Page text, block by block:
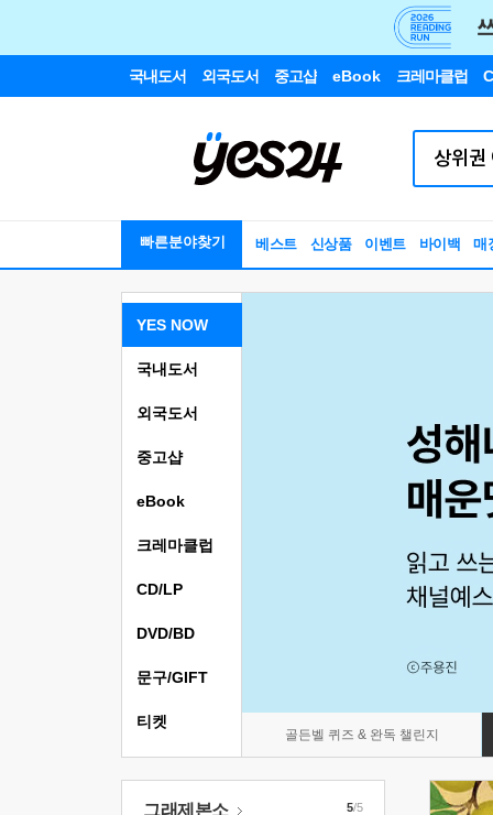
국내도서 외국도서 중고샵 eBook 크레마클럽
빠른분야찾기 베스트 신상품 이벤트 바이백 매
YES NOW
골든벨 퀴즈 & 완독 챌린지
국내도서
외국도서
중고샵
eBook
크레마클럽
CD/LP
DVD/BD
문구/GIFT
티켓
그래제본소 5/5